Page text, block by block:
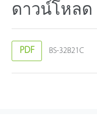
ดาวน์โหลด
PDF BS-32B21C